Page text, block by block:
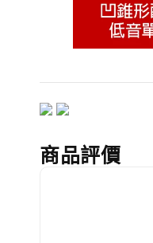
商品評價